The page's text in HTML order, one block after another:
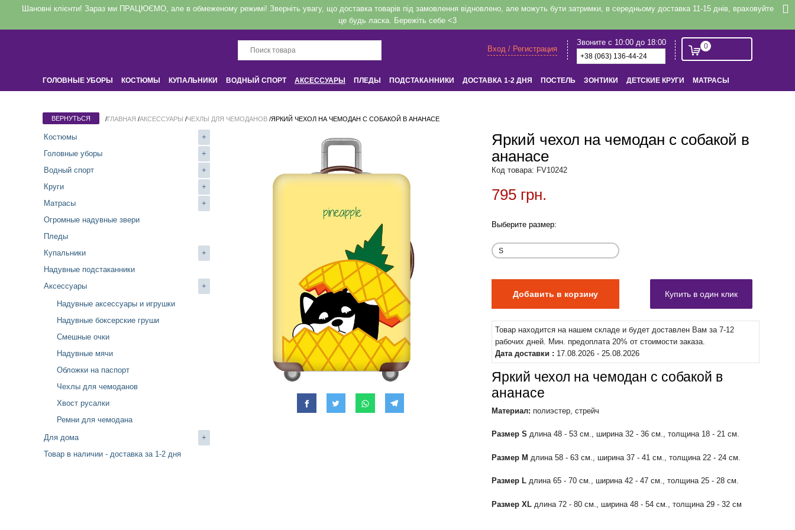
Шановні клієнти! Зараз ми ПРАЦЮЄМО, але в обмеженому режимі! Зверніть увагу, що доставка товарів під замовлення відновлено, але можуть бути затримки, в середньому доставка 11-15 днів, враховуйте
це будь ласка. Бережіть себе <3
0
Звоните с 10:00 до 18:00
Вход / Регистрация
ГОЛОВНЫЕ УБОРЫ КОСТЮМЫ КУПАЛЬНИКИ ВОДНЫЙ СПОРТ АКСЕССУАРЫ ПЛЕДЫ ПОДСТАКАННИКИ ДОСТАВКА 1-2 ДНЯ ПОСТЕЛЬ ЗОНТИКИ ДЕТСКИЕ КРУГИ МАТРАСЫ
/ГЛАВНАЯ /АКСЕССУАРЫ /ЧЕХЛЫ ДЛЯ ЧЕМОДАНОВ /ЯРКИЙ ЧЕХОЛ НА ЧЕМОДАН С СОБАКОЙ В АНАНАСЕ
Яркий чехол на чемодан с собакой в
ананасе
Код товара: FV10242
795 грн.
Выберите размер:
Товар находится на нашем складе и будет доставлен Вам за 7-12
рабочих дней. Мин. предоплата 20% от стоимости заказа.
Дата доставки : 17.08.2026 - 25.08.2026
Яркий чехол на чемодан с собакой в
ананасе
Материал: полиэстер, стрейч
Размер S длина 48 - 53 см., ширина 32 - 36 см., толщина 18 - 21 см.
Размер M длина 58 - 63 см., ширина 37 - 41 см., толщина 22 - 24 см.
Размер L длина 65 - 70 см., ширина 42 - 47 см., толщина 25 - 28 см.
Размер XL длина 72 - 80 см., ширина 48 - 54 см., толщина 29 - 32 см
Костюмы
+
Головные уборы
+
Водный спорт
+
Круги
+
Матрасы
+
Огромные надувные звери
Пледы
Купальники
+
Надувные подстаканники
Аксессуары
+
Надувные аксессуары и игрушки
Надувные боксерские груши
Cмешные очки
Надувные мячи
Обложки на паспорт
Чехлы для чемоданов
Хвост русалки
Ремни для чемодана
Для дома
+
Товар в наличии - доставка за 1-2 дня
Вход
Регистрация или авторизация